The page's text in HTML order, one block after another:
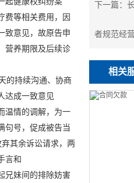
费等相关费用，因
致意见，故原告申
营养期限及后续诊
的持续沟通、协商
达成一致意见
温情的调解，为一
句号，促成被告当
其余诉讼请求，两
言和
兄妹间的排除妨害
下一篇：
者规范经
相关